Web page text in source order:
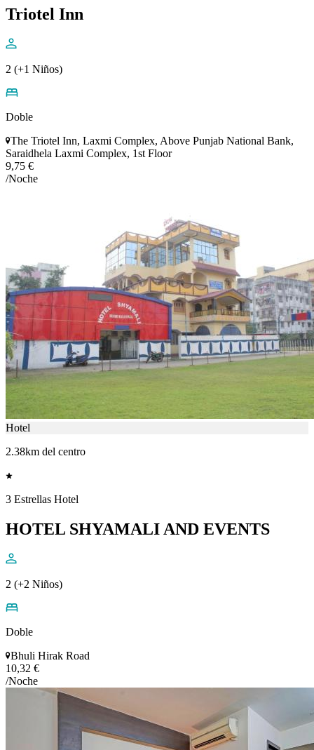
Triotel Inn
2 (+1 Niños)
Doble
The Triotel Inn, Laxmi Complex, Above Punjab National Bank,
Saraidhela Laxmi Complex, 1st Floor
9,75 €
/Noche
Hotel
2.38km del centro
3 Estrellas Hotel
HOTEL SHYAMALI AND EVENTS
2 (+2 Niños)
Doble
Bhuli Hirak Road
10,32 €
/Noche